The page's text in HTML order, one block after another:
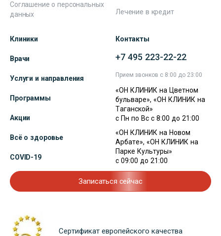
Соглашение о персональных
данных
Лечение в кредит
Клиники
Врачи
Услуги и направления
Программы
Акции
Всё о здоровье
COVID-19
Контакты
+7 495 223-22-22
Прием звонков с 8:00 до 23:00
«ОН КЛИНИК на Цветном
бульваре», «ОН КЛИНИК на
Таганской»
с Пн по Вс с 8:00 до 21:00
«ОН КЛИНИК на Новом
Арбате», «ОН КЛИНИК на
Парке Культуры»
с 09:00 до 21:00
Записаться сейчас
Сертификат европейского качества